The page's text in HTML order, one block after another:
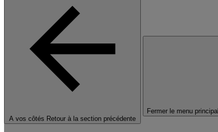
A vos côtés Retour à la section précédente
Fermer le menu principal